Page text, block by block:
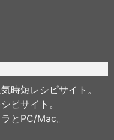
時短レシピサイト。
ピサイト。
とPC/Mac。